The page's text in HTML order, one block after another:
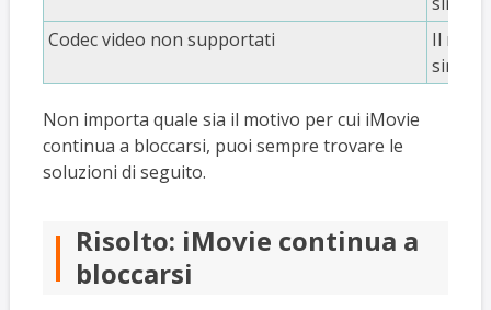
Codec video non supportati
Il
Non importa quale sia il motivo per cui iMovie
continua a bloccarsi, puoi sempre trovare le
soluzioni di seguito.
Risolto: iMovie continua a
bloccarsi